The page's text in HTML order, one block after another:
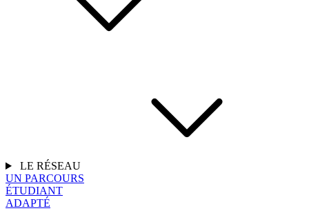
LE RÉSEAU
UN PARCOURS
ÉTUDIANT
ADAPTÉ